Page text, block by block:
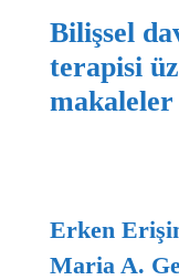
Bilişsel
terapisi
makaleler
Erken
Maria A.